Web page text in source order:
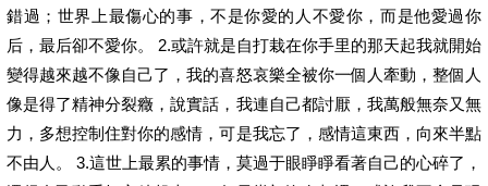
錯過；世界上最傷心的事，不是你愛的人不愛你，而是他愛過你
后，最后卻不愛你。 2.或許就是自打栽在你手里的那天起我就開始
變得越來越不像自己了，我的喜怒哀樂全被你一個人牽動，整個人
像是得了精神分裂癥，說實話，我連自己都討厭，我萬般無奈又無
力，多想控制住對你的感情，可是我忘了，感情這東西，向來半點
不由人。 3.這世上最累的事情，莫過于眼睜睜看著自己的心碎了，